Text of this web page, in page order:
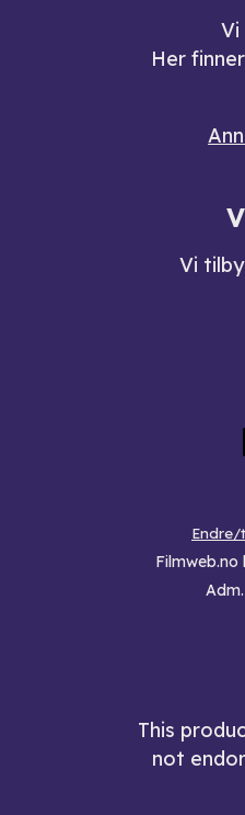
Vi
Her
Vi
Endre/
Filmweb.no
This
not